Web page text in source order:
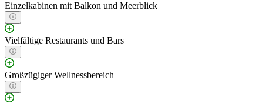
Einzelkabinen mit Balkon und Meerblick
Vielfältige Restaurants und Bars
Großzügiger Wellnessbereich